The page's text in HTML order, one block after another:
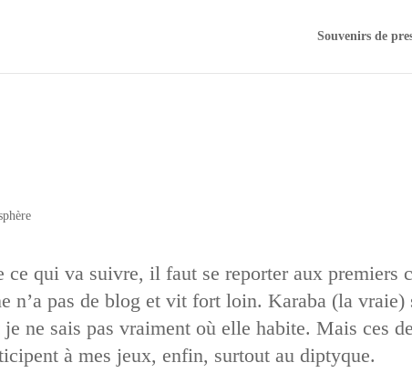
Souvenirs de
ce qui va suivre, il faut se reporter aux premiers
n’a pas de blog et vit fort loin. Karaba (la
je ne sais pas vraiment où elle habite. Mais ces
à mes jeux, enfin, surtout au diptyque.